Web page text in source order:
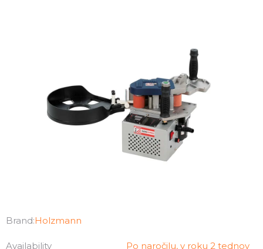
Brand:Holzmann
Availability
Po naročilu, v roku 2 tednov